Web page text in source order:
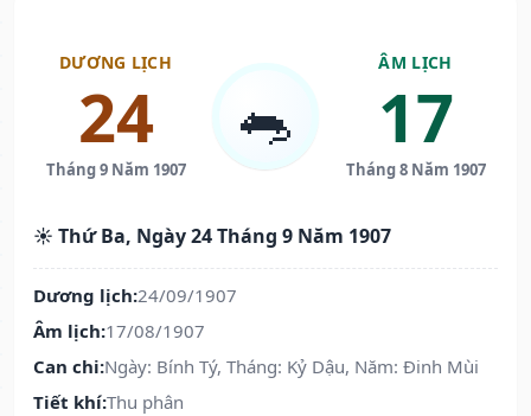
DƯƠNG LỊCH
24
Tháng 9 Năm 1907
🐀
ÂM LỊCH
17
Tháng 8 Năm 1907
☀️ Thứ Ba, Ngày 24 Tháng 9 Năm 1907
Dương lịch:24/09/1907
Âm lịch:17/08/1907
Can chi:Ngày: Bính Tý, Tháng: Kỷ Dậu, Năm: Đinh Mùi
Tiết khí:Thu phân